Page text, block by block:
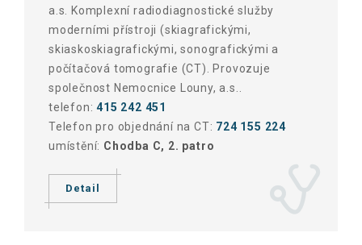
a.s. Komplexní radiodiagnostické služby
moderními přístroji (skiagrafickými,
skiaskoskiagrafickými, sonografickými a
počítačová tomografie (CT). Provozuje
společnost Nemocnice Louny, a.s..
telefon:415 242 451
Telefon pro objednání na CT: 724 155 224
umístění: Chodba C, 2. patro
Detail